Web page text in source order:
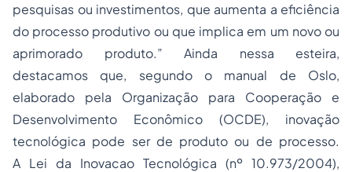
pesquisas ou investimentos, que aumenta a eficiência
do processo produtivo ou que implica em um novo ou
aprimorado produto.” Ainda nessa esteira,
destacamos que, segundo o manual de Oslo,
elaborado pela Organização para Cooperação e
Desenvolvimento Econômico (OCDE), inovação
tecnológica pode ser de produto ou de processo.
A Lei da Inovacao Tecnológica (nº 10.973/2004),